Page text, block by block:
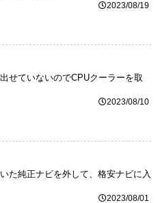
2023/08/19
せていないのでCPUクーラーを取
2023/08/10
た純正ナビを外して、格安ナビに入
2023/08/01